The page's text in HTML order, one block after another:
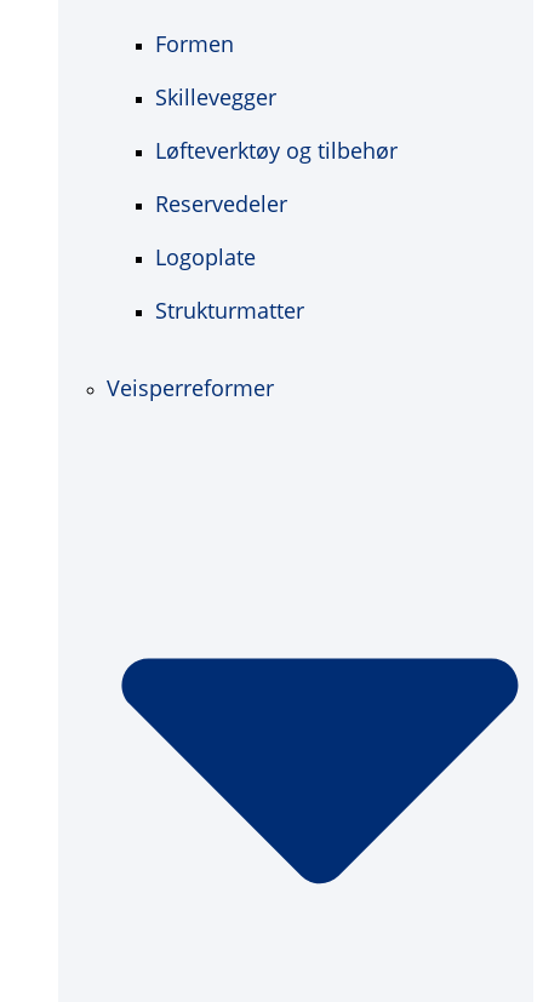
Formen
Skillevegger
Løfteverktøy og tilbehør
Reservedeler
Logoplate
Strukturmatter
Veisperreformer